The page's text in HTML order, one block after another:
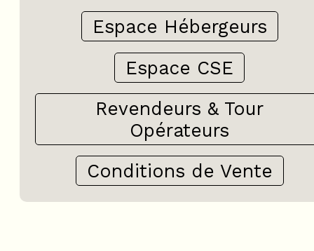
Espace Hébergeurs
Espace CSE
Revendeurs & Tour
Opérateurs
Conditions de Vente